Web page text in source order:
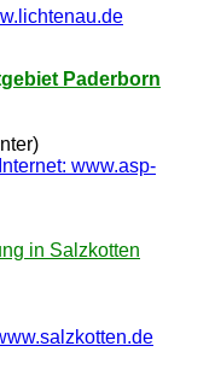
Paderborn
Internet: www.asp-
in Salzkotten